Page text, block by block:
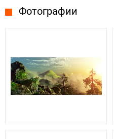
Фотографии